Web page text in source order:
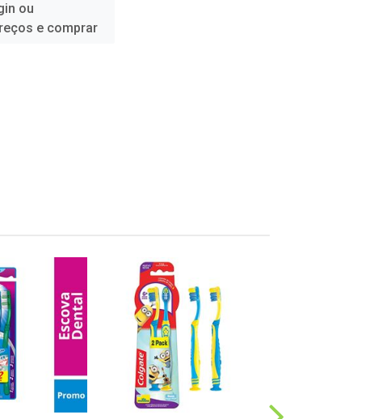
ou
e comprar